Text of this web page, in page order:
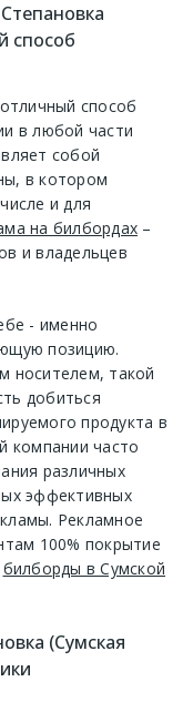
способ
способ
в любой части
собой
в котором
и для
на билбордах –
и владельцев
- именно
позицию.
носителем, такой
добиться
продукта в
компании часто
различных
эффективных
Рекламное
100% покрытие
билборды в Сумской
(Сумская